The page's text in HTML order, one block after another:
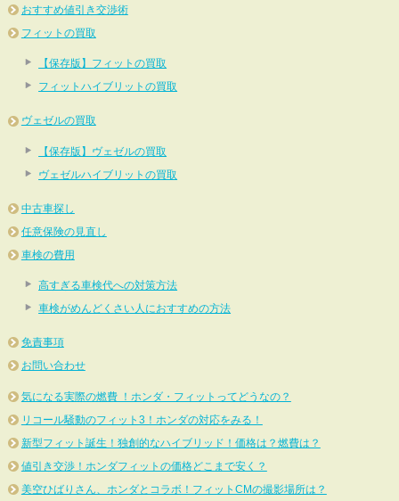
おすすめ値引き交渉術
フィットの買取
【保存版】フィットの買取
フィットハイブリットの買取
ヴェゼルの買取
【保存版】ヴェゼルの買取
ヴェゼルハイブリットの買取
中古車探し
任意保険の見直し
車検の費用
高すぎる車検代への対策方法
車検がめんどくさい人におすすめの方法
免責事項
お問い合わせ
気になる実際の燃費 ！ホンダ・フィットってどうなの？
リコール騒動のフィット3！ホンダの対応をみる！
新型フィット誕生！独創的なハイブリッド！価格は？燃費は？
値引き交渉！ホンダフィットの価格どこまで安く？
美空ひばりさん、ホンダとコラボ！フィットCMの撮影場所は？